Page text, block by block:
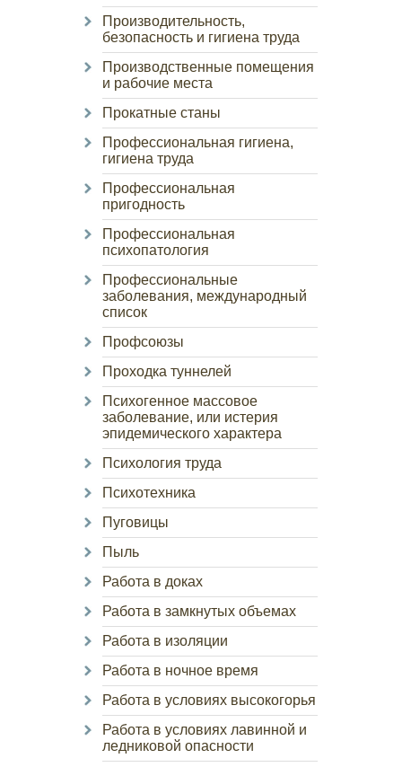
Производительность,
безопасность и гигиена труда
Производственные помещения
и рабочие места
Прокатные станы
Профессиональная гигиена,
гигиена труда
Профессиональная
пригодность
Профессиональная
психопатология
Профессиональные
заболевания, международный
список
Профсоюзы
Проходка туннелей
Психогенное массовое
заболевание, или истерия
эпидемического характера
Психология труда
Психотехника
Пуговицы
Пыль
Работа в доках
Работа в замкнутых объемах
Работа в изоляции
Работа в ночное время
Работа в условиях высокогорья
Работа в условиях лавинной и
ледниковой опасности